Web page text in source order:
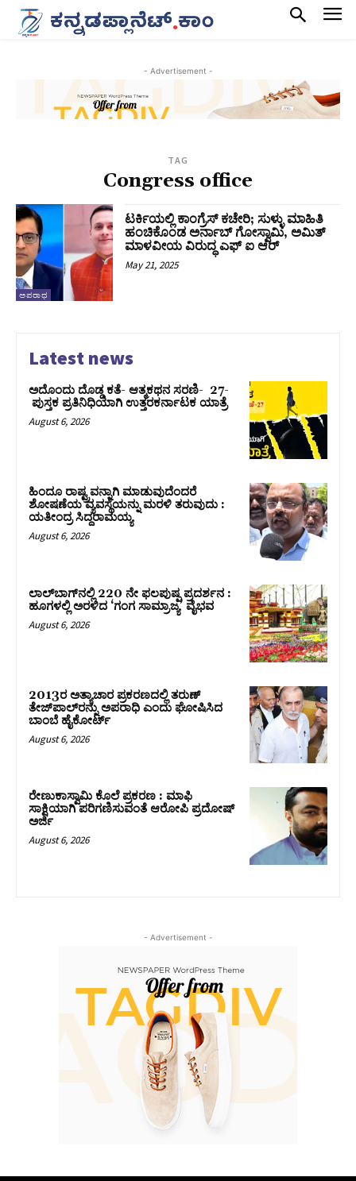
- Advertisement -
TAG
Congress office
ಅಪರಾಧ
ಟರ್ಕಿಯಲ್ಲಿ ಕಾಂಗ್ರೆಸ್‌ ಕಚೇರಿ; ಸುಳ್ಳು ಮಾಹಿತಿ
ಹಂಚಿಕೊಂಡ ಅರ್ನಾಬ್ ಗೋಸ್ವಾಮಿ, ಅಮಿತ್
ಮಾಳವೀಯ ವಿರುದ್ಧ ಎಫ್ ಐ ಆರ್
May 21, 2025
Latest news
ಅದೊಂದು ದೊಡ್ಡ ಕತೆ- ಆತ್ಮಕಥನ ಸರಣಿ- 27-
ಪುಸ್ತಕ ಪ್ರತಿನಿಧಿಯಾಗಿ ಉತ್ತರಕರ್ನಾಟಕ ಯಾತ್ರೆ
August 6, 2026
ಹಿಂದೂ ರಾಷ್ಟ್ರವನ್ನಾಗಿ ಮಾಡುವುದೆಂದರೆ
ಶೋಷಣೆಯ ವ್ಯವಸ್ಥೆಯನ್ನು ಮರಳಿ ತರುವುದು :
ಯತೀಂದ್ರ ಸಿದ್ದರಾಮಯ್ಯ
August 6, 2026
ಲಾಲ್‍ಬಾಗ್‍ನಲ್ಲಿ 220 ನೇ ಫಲಪುಷ್ಪ ಪ್ರದರ್ಶನ :
ಹೂಗಳಲ್ಲಿ ಅರಳಿದ ‘ಗಂಗ ಸಾಮ್ರಾಜ್ಯ’ ವೈಭವ
August 6, 2026
2013ರ ಅತ್ಯಾಚಾರ ಪ್ರಕರಣದಲ್ಲಿ ತರುಣ್
ತೇಜ್‌ಪಾಲ್‌ರನ್ನು ಅಪರಾಧಿ ಎಂದು ಘೋಷಿಸಿದ
ಬಾಂಬೆ ಹೈಕೋರ್ಟ್
August 6, 2026
ರೇಣುಕಾಸ್ವಾಮಿ ಕೊಲೆ ಪ್ರಕರಣ : ಮಾಫಿ
ಸಾಕ್ಷಿಯಾಗಿ ಪರಿಗಣಿಸುವಂತೆ ಆರೋಪಿ ಪ್ರದೋಷ್‌
ಅರ್ಜಿ
August 6, 2026
- Advertisement -